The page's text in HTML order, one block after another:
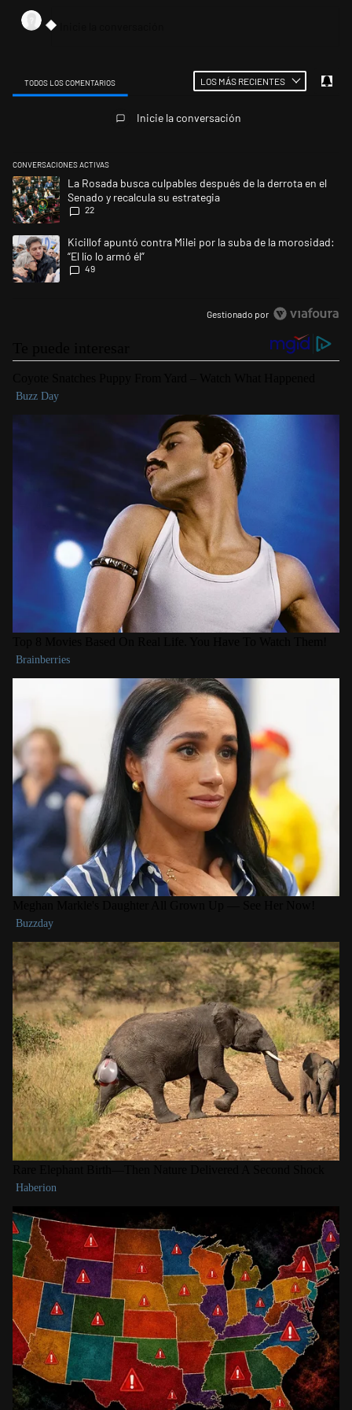
TODOS LOS COMENTARIOS LOS MÁS RECIENTES
Inicie la conversación
CONVERSACIONES ACTIVAS
Este listado muestra los artículos con más comentarios en los últimos
Un artículo de tendencia con el título "La Rosada busca culpables
La Rosada busca culpables después de la derrota en el
Senado y recalcula su estrategia
22
Un artículo de tendencia con el título "Kicillof apuntó contra Milei por
Kicillof apuntó contra Milei por la suba de la morosidad:
“El lío lo armó él”
49
Gestionado por